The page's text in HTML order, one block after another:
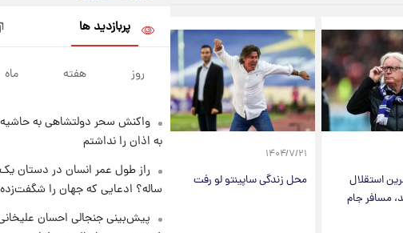
استقلال
مسافر جام
۱۴۰۴/۷/۲۱
محل زندگی ساپینتو لو رفت
ماه ۱۴۰۵
۱ روز پیش
چهارشنبه ۱۴ مرداد + جدول
۱ روز پیش
تولید سایپا؛
پربازدید ها
روز هفته ماه
واکنش سحر دولتشاهی به
به اذان را نداشتم
ساله؟ ادعایی که جهان را
پیش‌بینی جنجالی احسان علیخانی